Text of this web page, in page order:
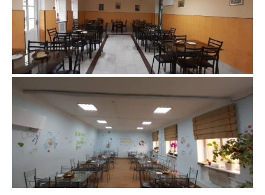
Столовая 1
Столовая 2